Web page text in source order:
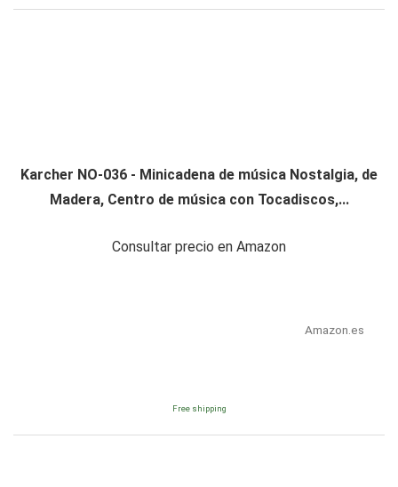
Karcher NO-036 - Minicadena de música Nostalgia, de
Madera, Centro de música con Tocadiscos,...
Consultar precio en Amazon
Amazon.es
Free shipping